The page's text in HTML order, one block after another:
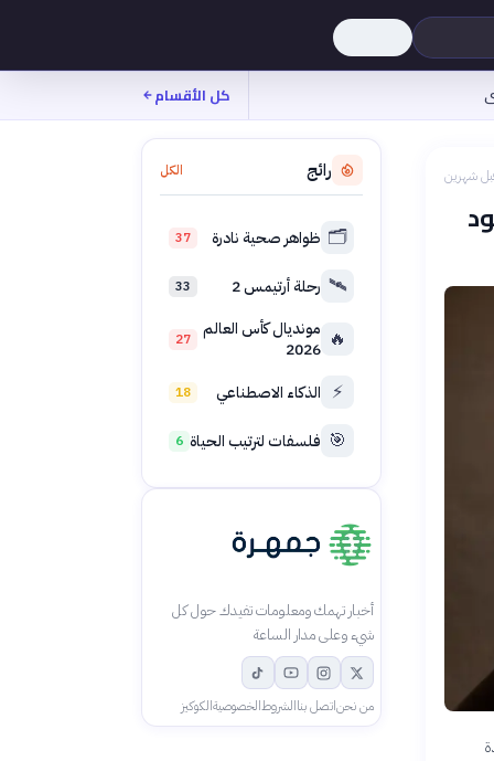
كل الأقسام
شهرين رائج الكل
🗂️ ظواهر صحية نادرة 37
🛰️ رحلة أرتيمس 2 33
🔥 مونديال كأس العالم
2026
27
⚡ الذكاء الاصطناعي 18
🎯 فلسفات لترتيب الحياة 6
أخبار تهمك ومعلومات تفيدك حول كل
شيء وعلى مدار الساعة
من نحناتصل بناالشروطالخصوصيةالكوكيز